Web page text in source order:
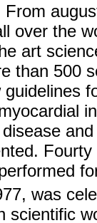
over the
art
than 500
was
scientific